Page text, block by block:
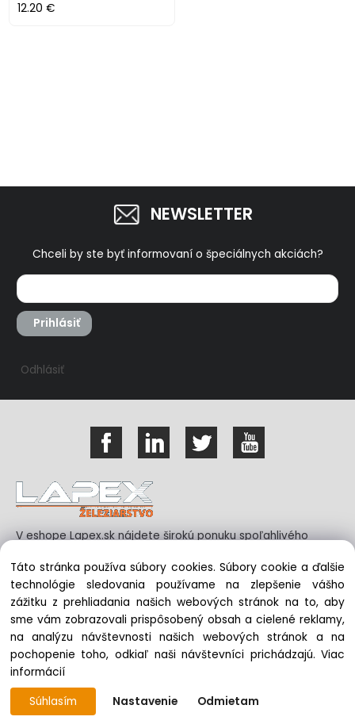
12.20 €
NEWSLETTER
Chceli by ste byť informovaní o špeciálnych akciách?
Prihlásiť
Odhlásiť
V eshope Lapex.sk nájdete širokú ponuku spoľahlivého
pre podniky a remeselníkov.
KONTAKTUJTE NÁS
Mob: 0902 056 000
Mail: lapex@lapex.sk
Táto stránka používa súbory cookies. Súbory cookie a ďalšie
technológie sledovania používame na zlepšenie vášho
zážitku z prehliadania našich webových stránok na to, aby
sme vám zobrazovali prispôsobený obsah a cielené reklamy,
na analýzu návštevnosti našich webových stránok a na
pochopenie toho, odkiaľ naši návštevníci prichádzajú.Viac
informácií
Súhlasím
Nastavenie Odmietam